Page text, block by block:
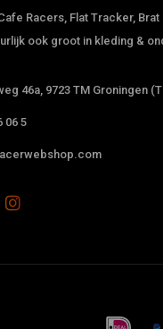
Racers, Flat Tracker,
ook groot in kleding &
46a, 9723 TM Groningen
06 5